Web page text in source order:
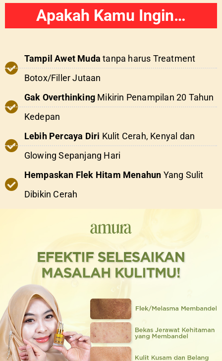
Apakah Kamu Ingin…
Tampil Awet Mudatanpa harus Treatment
Botox/Filler Jutaan
Gak OverthinkingMikirin Penampilan 20 Tahun
Kedepan
Lebih Percaya Diri Kulit Cerah, Kenyal dan
Glowing Sepanjang Hari
Hempaskan Flek Hitam Menahun Yang Sulit
Dibikin Cerah